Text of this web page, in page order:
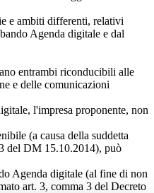
e ambiti differenti, relativi
Agenda digitale e dal
entrambi riconducibili alle
e delle comunicazioni
l'impresa proponente, non
(a causa della suddetta
del DM 15.10.2014), può
Agenda digitale (al fine di non
art. 3, comma 3 del Decreto